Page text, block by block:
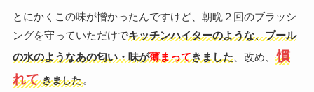
とにかくこの味が憎かったんですけど、朝晩２回のブラッシ
ングを守っていただけでキッチンハイターのような、プール
の水のようなあの匂い・味が薄まってきました、改め、
慣
れて きました。